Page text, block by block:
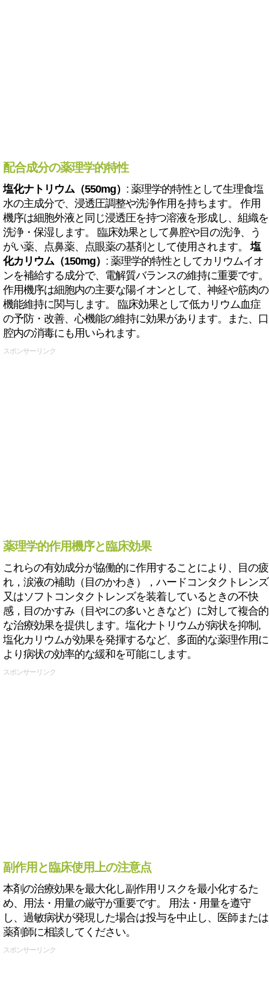
配合成分の薬理学的特性
塩化ナトリウム（550mg） : 薬理学的特性として生理食塩
水の主成分で、浸透圧調整や洗浄作用を持ちます。 作用
機序は細胞外液と同じ浸透圧を持つ溶液を形成し、組織を
洗浄・保湿します。 臨床効果として鼻腔や目の洗浄、う
がい薬、点鼻薬、点眼薬の基剤として使用されます。塩
化カリウム（150mg） : 薬理学的特性としてカリウムイオ
ンを補給する成分で、電解質バランスの維持に重要です。
作用機序は細胞内の主要な陽イオンとして、神経や筋肉の
機能維持に関与します。 臨床効果として低カリウム血症
の予防・改善、心機能の維持に効果があります。また、口
腔内の消毒にも用いられます。
スポンサーリンク
薬理学的作用機序と臨床効果
これらの有効成分が協働的に作用することにより、目の疲
れ，涙液の補助（目のかわき），ハードコンタクトレンズ
又はソフトコンタクトレンズを装着しているときの不快
感，目のかすみ（目やにの多いときなど）に対して複合的
な治療効果を提供します。塩化ナトリウムが病状を抑制,
塩化カリウムが効果を発揮するなど、多面的な薬理作用に
より病状の効率的な緩和を可能にします。
スポンサーリンク
副作用と臨床使用上の注意点
本剤の治療効果を最大化し副作用リスクを最小化するた
め、用法・用量の厳守が重要です。 用法・用量を遵守
し、過敏病状が発現した場合は投与を中止し、医師または
薬剤師に相談してください。
スポンサーリンク